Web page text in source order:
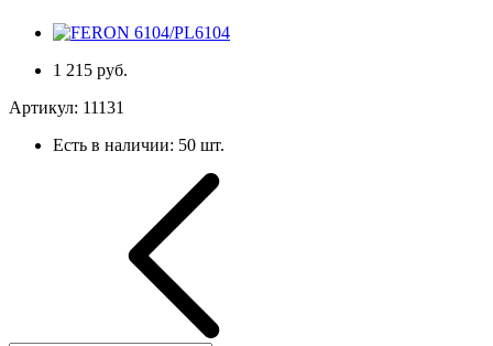
1 215 руб.
Артикул: 11131
Есть в наличии: 50 шт.